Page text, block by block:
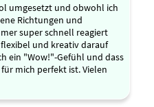
umgesetzt und obwohl ich
Richtungen und
super schnell reagiert
und kreativ darauf
ein "Wow!"-Gefühl und dass
mich perfekt ist. Vielen